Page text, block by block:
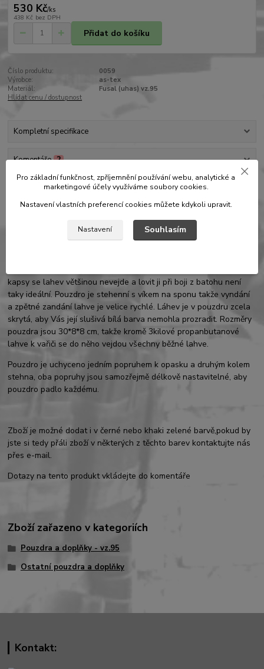
530 Kč/ks
438 Kč bez DPH
Přidat do košíku
Číslo produktu:
0059
Výrobce:
as-tex
Materiál:
Fusal (uhas) vz.95
Hlídat cenu / dostupnost
Kompletní specifikace
Komentáře 2
Kompletní specifikace
kapsy se lahev většinou nevejde a lovit ji při boji z batohu není
taky ideální. Pouzdro je stehenní s víkem na sponu takže vyndání
a zpětné zandání lahve je velice rychlé. Láhev je v pouzdru zcela
skrytá, aby Vás její slušivá bílá barva nemohla prozradit. Rozměry
pouzdra jsou 30*8*8 cm, takže kromě 3kilové propanbutanové
lahve k vařiči se do něho vejdou všechny běžné lahve.
Pouzdro je uchyceno jedním popruhem k opasku a druhým kolem
stehna, oba popruhy jsou samozřejmě délkově nastavitelné, aby
pouzdro padlo každému.
Zboží je možné dodat i v černé nebo khaki zelené barvě,pokud by
jste si tedy přáli zboží v některých z těchto barev kontaktujte nás
přes e-mail.
Dotazy na tento produkt vkládejte do komentáře
Zboží zařazeno v kategoriích
Pouzdra a doplňky - vz.95
Ostatní pouzdra a doplňky
Kontakt:
Pro základní funkčnost, zpříjemnění používání webu, analytické a
marketingové účely využíváme soubory cookies.
Nastavení vlastních preferencí cookies můžete kdykoli upravit.
Nastavení Souhlasím